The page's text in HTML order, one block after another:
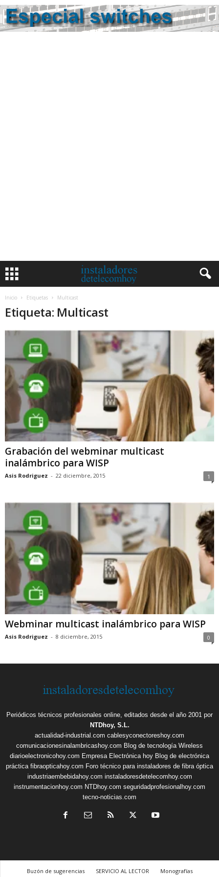
Inicio Etiquetas Multicast
Etiqueta: Multicast
Grabación del webminar multicast
inalámbrico para WISP
Asis Rodriguez - 22 diciembre, 2015 1
Webminar multicast inalámbrico para WISP
Asis Rodriguez - 8 diciembre, 2015 0
Periódicos técnicos profesionales online, editados desde el año 2001 por
NTDhoy, S.L.
actualidad-industrial.com cablesyconectoreshoy.com
comunicacionesinalambricashoy.com Blog de tecnología Wireless
diarioelectronicohoy.com Empresa Electrónica hoy Blog de electrónica
práctica fibraopticahoy.com Foro técnico para instaladores de fibra óptica
industriaembebidahoy.com instaladoresdetelecomhoy.com
instrumentacionhoy.com NTDhoy.com seguridadprofesionalhoy.com
tecno-noticias.com
Buzón de sugerencias SERVICIO AL LECTOR Monografías